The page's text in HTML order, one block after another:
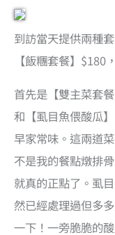
到訪當天提供兩種
【飯糰套餐】$180
首先是【雙主菜套
和【虱目魚偎酸瓜
早家常味。這兩道
不是我的餐點燉排
就真的正點了。虱
然已經處理過但多
一下！一旁脆脆的